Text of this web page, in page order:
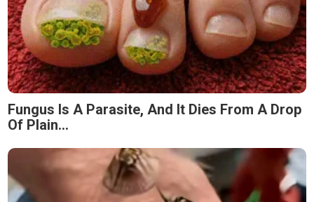
Fungus Is A Parasite, And It Dies From A Drop
Of Plain...